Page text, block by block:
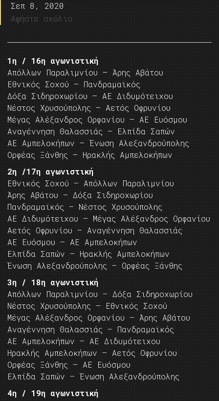
Σεπ 8, 2020
Αφήστε σχόλιο
1η / 16η αγωνιστική
Απόλλων Παραλιμνίου – Άρης Αβάτου
Εθνικός Σοχού – Πανδραμαϊκός
Δόξα Σιδηροχωρίου – ΑΕ Διδυμότειχου
Νέστος Χρυσούπολης – Αετός Οφρυνίου
Μέγας Αλέξανδρος Ορφανίου – ΑΕ Ευόσμου
Αναγέννηση Θαλασσιάς – Ελπίδα Σαπών
ΑΕ Αμπελοκήπων – Ένωση Αλεξανδρούπολης
Ορφέας Ξάνθης – Ηρακλής Αμπελοκήπων
2η /17η αγωνιστική
Εθνικός Σοχού – Απόλλων Παραλιμνίου
Άρης Αβάτου – Δόξα Σιδηροχωρίου
Πανδραμαϊκός – Νέστος Χρυσούπολης
ΑΕ Διδυμότειχου – Μέγας Αλέξανδρος Ορφανίου
Αετός Οφρυνίου – Αναγέννηση Θαλασσιάς
ΑΕ Ευόσμου – ΑΕ Αμπελοκήπων
Ελπίδα Σαπών – Ηρακλής Αμπελοκήπων
Ένωση Αλεξανδρούπολης – Ορφέας Ξάνθης
3η / 18η αγωνιστική
Απόλλων Παραλιμνίου – Δόξα Σιδηροχωρίου
Νέστος Χρυσούπολης – Εθνικός Σοχού
Μέγας Αλέξανδρος Ορφανίου – Άρης Αβάτου
Αναγέννηση Θαλασσιάς – Πανδραμαϊκός
ΑΕ Αμπελοκήπων – ΑΕ Διδυμότειχου
Ηρακλής Αμπελοκήπων – Αετός Οφρυνίου
Ορφέας Ξάνθης – ΑΕ Ευόσμου
Ελπίδα Σαπών – Ένωση Αλεξανδρούπολης
4η / 19η αγωνιστική